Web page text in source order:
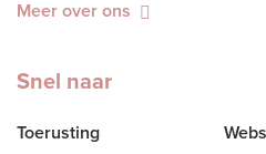
Meer over ons
Snel naar
Toerusting